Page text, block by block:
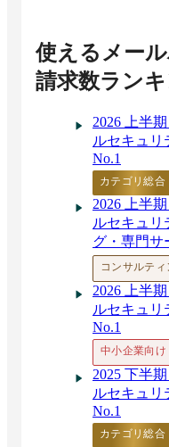
使えるメー
請求数ラン
2026 上半
ルセキュリ
No.1
カテゴリ総合
2026 上半
ルセキュリ
グ・専門サ
コンサルテ
2026 上半
ルセキュリ
No.1
中小企業向け
2025 下半
ルセキュリ
No.1
カテゴリ総合